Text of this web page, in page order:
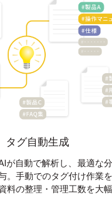
タグ自動生成
が自動で解析し、最適な
。手動でのタグ付け作業
料の整理・管理工数を大